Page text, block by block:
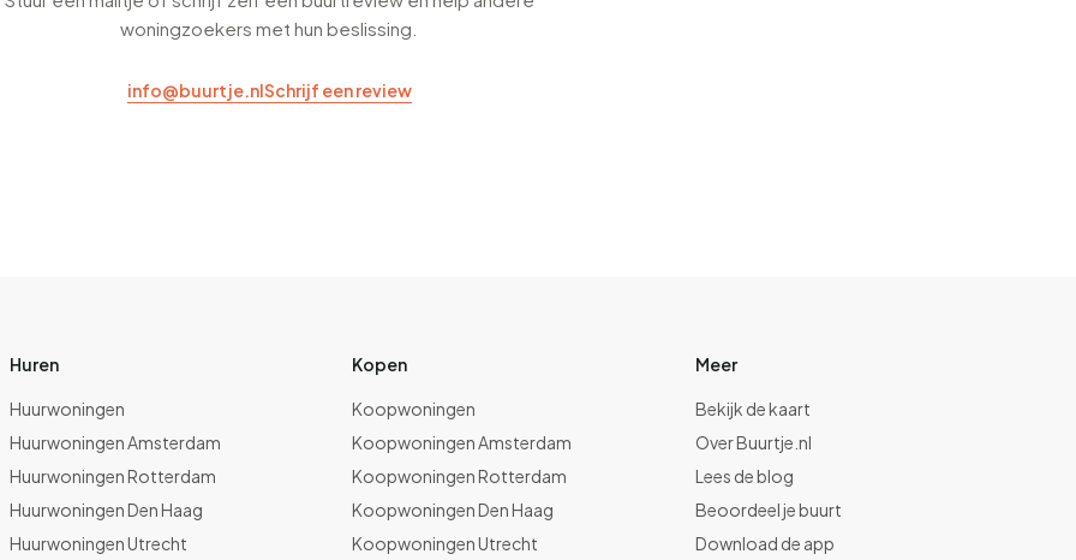
woningzoekers met hun beslissing.
info@buurtje.nlSchrijf een review
Huren
Huurwoningen
Huurwoningen Amsterdam
Huurwoningen Rotterdam
Huurwoningen Den Haag
Huurwoningen Utrecht
Kopen
Koopwoningen
Koopwoningen Amsterdam
Koopwoningen Rotterdam
Koopwoningen Den Haag
Koopwoningen Utrecht
Meer
Bekijk de kaart
Over Buurtje.nl
Lees de blog
Beoordeel je buurt
Download de app